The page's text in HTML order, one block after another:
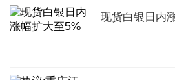
现货白银日内